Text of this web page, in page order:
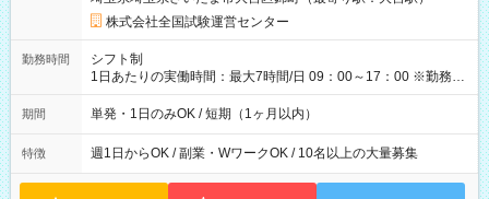
円の場合あり ・国家試験 7:00～13:30（休憩なし） 時給1,300
円（役割手当＋100円）×6時間＝日収8,400円＋交通費 【試用期
間】試用期間なし
株式会社全国試験運営センター
勤務時間
シフト制
1日あたりの実働時間：最大7時間/日 09：00～17：00 ※勤務時
間は 試験により異なります。
期間 単発・1日のみOK / 短期（1ヶ月以内）
特徴 週1日からOK / 副業・WワークOK / 10名以上の大量募集